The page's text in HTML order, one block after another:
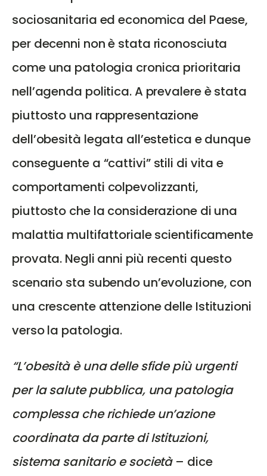
sociosanitaria ed economica del Paese,
per decenni non è stata riconosciuta
come una patologia cronica prioritaria
nell’agenda politica. A prevalere è stata
piuttosto una rappresentazione
dell’obesità legata all’estetica e dunque
conseguente a “cattivi” stili di vita e
comportamenti colpevolizzanti,
piuttosto che la considerazione di una
malattia multifattoriale scientificamente
provata. Negli anni più recenti questo
scenario sta subendo un’evoluzione, con
una crescente attenzione delle Istituzioni
verso la patologia.
“L’obesità è una delle sfide più urgenti
per la salute pubblica, una patologia
complessa che richiede un’azione
coordinata da parte di Istituzioni,
sistema sanitario e società – dice